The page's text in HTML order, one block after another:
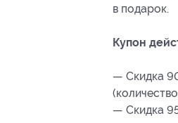
в подарок.
Купон
— Скидка
— Скидка